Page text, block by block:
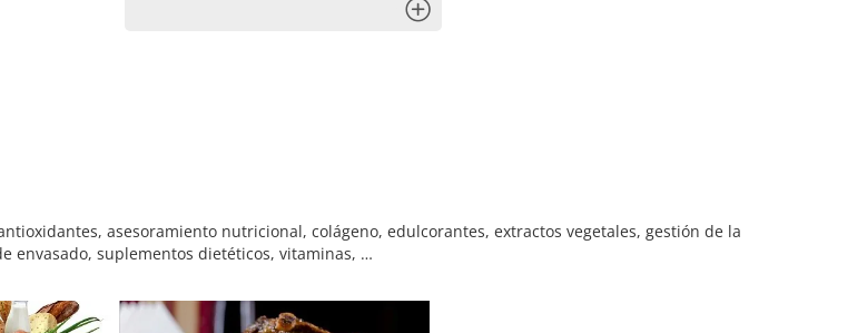
asesoramiento nutricional, colágeno, edulcorantes, extractos vegetales, gestión de la
envasado, suplementos dietéticos, vitaminas, …